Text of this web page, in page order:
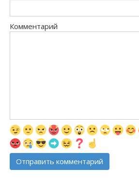
Комментарий